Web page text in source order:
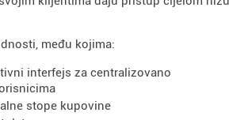
među kojima:
interfejs za centralizovano
stope kupovine